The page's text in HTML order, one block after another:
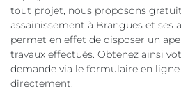
tout projet, nous proposons
assainissement à Brangues et ses
permet en effet de disposer un
travaux effectués. Obtenez ainsi
demande via le formulaire en
directement.